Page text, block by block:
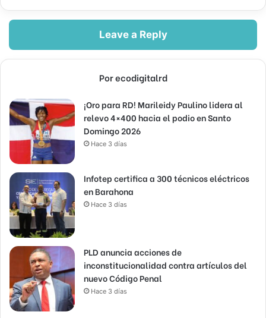
Leave a Reply
Por ecodigitalrd
¡Oro para RD! Marileidy Paulino lidera al
relevo 4×400 hacia el podio en Santo
Domingo 2026
Hace 3 días
Infotep certifica a 300 técnicos eléctricos
en Barahona
Hace 3 días
PLD anuncia acciones de
inconstitucionalidad contra artículos del
nuevo Código Penal
Hace 3 días